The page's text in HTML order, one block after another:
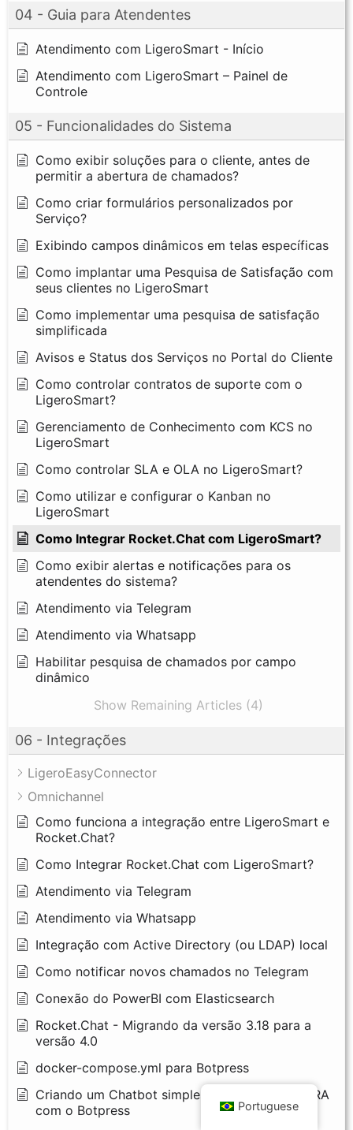
04 - Guia para Atendentes
Atendimento com LigeroSmart - Início
Atendimento com LigeroSmart – Painel de
Controle
05 - Funcionalidades do Sistema
Como exibir soluções para o cliente, antes de
permitir a abertura de chamados?
Como criar formulários personalizados por
Serviço?
Exibindo campos dinâmicos em telas específicas
Como implantar uma Pesquisa de Satisfação com
seus clientes no LigeroSmart
Como implementar uma pesquisa de satisfação
simplificada
Avisos e Status dos Serviços no Portal do Cliente
Como controlar contratos de suporte com o
LigeroSmart?
Gerenciamento de Conhecimento com KCS no
LigeroSmart
Como controlar SLA e OLA no LigeroSmart?
Como utilizar e configurar o Kanban no
LigeroSmart
Como Integrar Rocket.Chat com LigeroSmart?
Como exibir alertas e notificações para os
atendentes do sistema?
Atendimento via Telegram
Atendimento via Whatsapp
Habilitar pesquisa de chamados por campo
dinâmico
Show Remaining Articles (4)
06 - Integrações
LigeroEasyConnector
Omnichannel
Como funciona a integração entre LigeroSmart e
Rocket.Chat?
Como Integrar Rocket.Chat com LigeroSmart?
Atendimento via Telegram
Atendimento via Whatsapp
Integração com Active Directory (ou LDAP) local
Como notificar novos chamados no Telegram
Conexão do PowerBI com Elasticsearch
Rocket.Chat - Migrando da versão 3.18 para a
versão 4.0
docker-compose.yml para Botpress
Criando um Chatbot simples em formato de URA
com o Botpress
Portuguese